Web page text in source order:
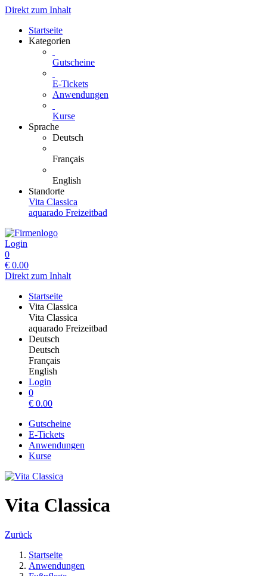
Direkt zum Inhalt
Startseite
Kategorien
Gutscheine
E-Tickets
Anwendungen
Kurse
Sprache
Deutsch
Français
English
Standorte
Vita Classica
aquarado Freizeitbad
Login
0
€ 0.00
Direkt zum Inhalt
Startseite
Vita Classica
Vita Classica
aquarado Freizeitbad
Deutsch
Deutsch
Français
English
Login
0
€ 0.00
Gutscheine
E-Tickets
Anwendungen
Kurse
Vita Classica
Zurück
Startseite
Anwendungen